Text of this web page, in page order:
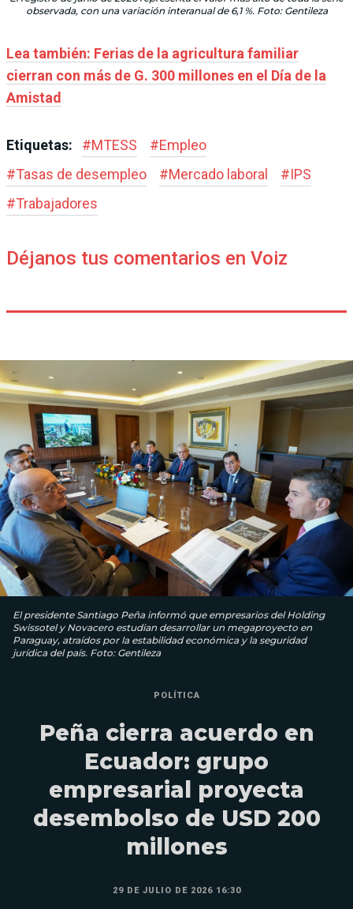
observada, con una variación interanual de 6,1 %. Foto: Gentileza
Lea también: Ferias de la agricultura familiar
cierran con más de G. 300 millones en el Día de la
Amistad
Etiquetas: #MTESS #Empleo
#Tasas de desempleo #Mercado laboral #IPS
#Trabajadores
Déjanos tus comentarios en Voiz
El presidente Santiago Peña informó que empresarios del Holding
Swissotel y Novacero estudian desarrollar un megaproyecto en
Paraguay, atraídos por la estabilidad económica y la seguridad
jurídica del país. Foto: Gentileza
POLÍTICA
Peña cierra acuerdo en
Ecuador: grupo
empresarial proyecta
desembolso de USD 200
millones
29 DE JULIO DE 2026 16:30